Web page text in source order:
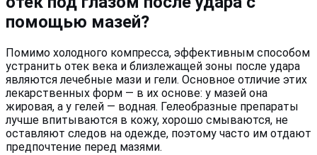
помощью мазей?
Помимо холодного компресса, эффективным способом
устранить отек века и близлежащей зоны после удара
являются лечебные мази и гели. Основное отличие этих
лекарственных форм — в их основе: у мазей она
жировая, а у гелей — водная. Гелеобразные препараты
лучше впитываются в кожу, хорошо смываются, не
оставляют следов на одежде, поэтому часто им отдают
предпочтение перед мазями.